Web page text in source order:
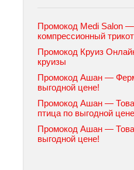
Промокод Medi Salon
компрессионный
Промокод Круиз
круизы
Промокод Ашан —
выгодной цене!
Промокод Ашан —
птица по выгодной
Промокод Ашан —
выгодной цене!